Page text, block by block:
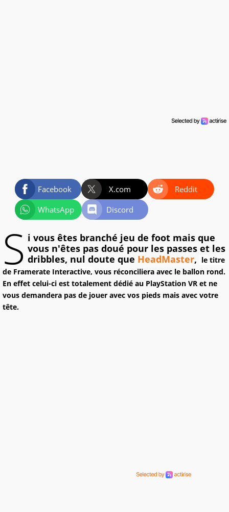
Facebook X.com
Reddit
WhatsApp
Discord
S i vous êtes branché jeu de foot mais que
vous n'êtes pas doué pour les passes et les
dribbles, nul doute que HeadMaster, le titre
de Framerate Interactive, vous réconciliera avec le ballon rond.
En effet celui-ci est totalement dédié au PlayStation VR et ne
vous demandera pas de jouer avec vos pieds mais avec votre
tête.